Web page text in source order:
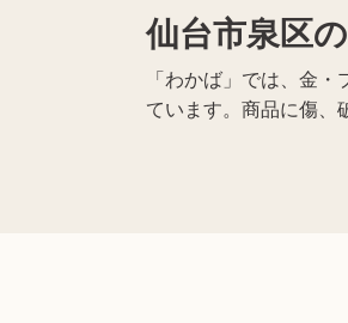
仙台市泉区
「わかば」では、金
ています。商品に傷、